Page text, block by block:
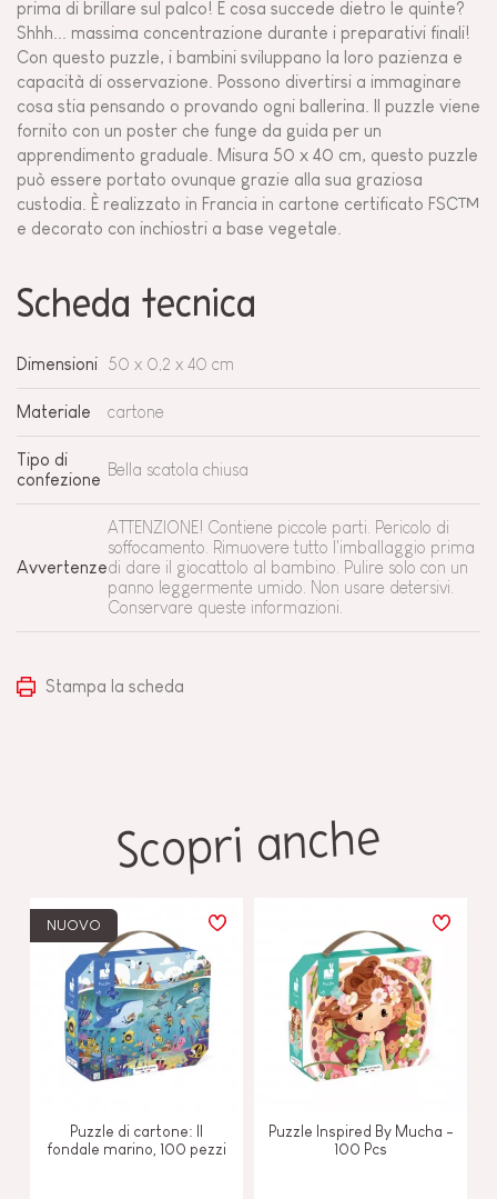
prima di brillare sul palco! E cosa succede dietro le quinte?
Shhh... massima concentrazione durante i preparativi finali!
Con questo puzzle, i bambini sviluppano la loro pazienza e
capacità di osservazione. Possono divertirsi a immaginare
cosa stia pensando o provando ogni ballerina. Il puzzle viene
fornito con un poster che funge da guida per un
apprendimento graduale. Misura 50 x 40 cm, questo puzzle
può essere portato ovunque grazie alla sua graziosa
custodia. È realizzato in Francia in cartone certificato FSC™
e decorato con inchiostri a base vegetale.
Scheda tecnica
Dimensioni 50 x 0,2 x 40 cm
Materiale cartone
Tipo di
confezione
Bella scatola chiusa
Avvertenze
ATTENZIONE! Contiene piccole parti. Pericolo di
soffocamento. Rimuovere tutto l'imballaggio prima
di dare il giocattolo al bambino. Pulire solo con un
panno leggermente umido. Non usare detersivi.
Conservare queste informazioni.
Stampa la scheda
Scopri anche
NUOVO
Puzzle di cartone: Il
fondale marino, 100 pezzi
Puzzle Inspired By Mucha -
100 Pcs